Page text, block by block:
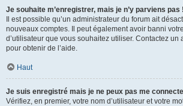
Je souhaite m’enregistrer, mais je n’y parviens pas !
Il est possible qu’un administrateur du forum ait
nouveaux comptes. Il peut également avoir banni
d’utilisateur que vous souhaitez utiliser. Contactez un
pour obtenir de l’aide.
Haut
Je suis enregistré mais je ne peux pas me
Vérifiez, en premier, votre nom d’utilisateur et votre